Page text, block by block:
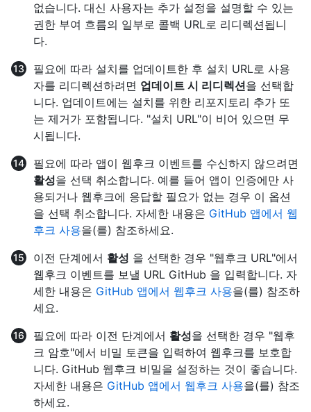
없습니다. 대신 사용자는 추가 설정을 설명할 수 있는
권한 부여 흐름의 일부로 콜백 URL로 리디렉션됩니
다.
필요에 따라 설치를 업데이트한 후 설치 URL로 사용
자를 리디렉션하려면 업데이트 시 리디렉션을 선택합
니다. 업데이트에는 설치를 위한 리포지토리 추가 또
는 제거가 포함됩니다. "설치 URL"이 비어 있으면 무
시됩니다.
필요에 따라 앱이 웹후크 이벤트를 수신하지 않으려면
활성을 선택 취소합니다. 예를 들어 앱이 인증에만 사
용되거나 웹후크에 응답할 필요가 없는 경우 이 옵션
을 선택 취소합니다. 자세한 내용은 GitHub 앱에서 웹
후크 사용을(를) 참조하세요.
이전 단계에서 활성 을 선택한 경우 "웹후크 URL"에서
웹후크 이벤트를 보낼 URL GitHub 을 입력합니다. 자
세한 내용은 GitHub 앱에서 웹후크 사용을(를) 참조하
세요.
필요에 따라 이전 단계에서 활성을 선택한 경우 "웹후
크 암호"에서 비밀 토큰을 입력하여 웹후크를 보호합
니다. GitHub 웹후크 비밀을 설정하는 것이 좋습니다.
자세한 내용은 GitHub 앱에서 웹후크 사용을(를) 참조
하세요.